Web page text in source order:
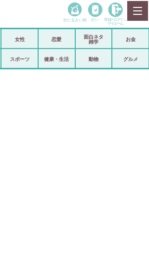
政治
当たる占い師 占い 登録• ログイン
マイルーム
女性 恋愛
面白ネタ
雑学
お金
スポーツ 健康・生活 動物 グルメ